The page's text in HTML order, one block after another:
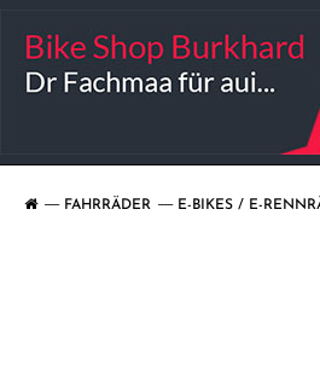
FAHRRÄDER E-BIKES / E-